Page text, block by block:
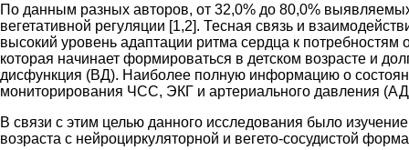
По данным разных авторов, от 32,0% до 80,0%
вегетативной регуляции [1,2]. Тесная связь и
высокий уровень адаптации ритма сердца к
которая начинает формироваться в детском возрасте и
дисфункция (ВД). Наиболее полную информацию о
мониторирования ЧСС, ЭКГ и артериального давления
В связи с этим целью данного исследования было
возраста с нейроциркуляторной и вегето-сосудистой